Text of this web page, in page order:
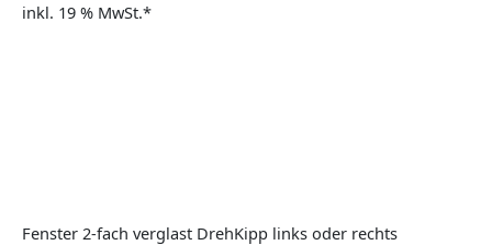
inkl. 19 % MwSt.*
Fenster 2-fach verglast DrehKipp links oder rechts